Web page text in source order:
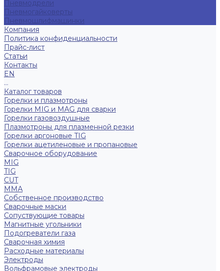
Пневмодрели
Пневмогайковерты
Пневмошлифмашинки
Компания
Политика конфиденциальности
Прайс-лист
Статьи
Контакты
EN
...
Каталог товаров
Горелки и плазмотроны
Горелки MIG и MAG для сварки
Горелки газовоздушные
Плазмотроны для плазменной резки
Горелки аргоновые TIG
Горелки ацетиленовые и пропановые
Сварочное оборудование
MIG
TIG
CUT
ММА
Собственное производство
Сварочные маски
Сопуствующие товары
Магнитные угольники
Подогреватели газа
Сварочная химия
Расходные материалы
Электроды
Вольфрамовые электроды